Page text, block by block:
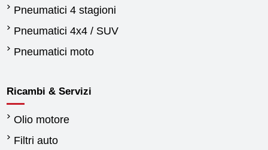
Pneumatici 4 stagioni
Pneumatici 4x4 / SUV
Pneumatici moto
Ricambi & Servizi
Olio motore
Filtri auto